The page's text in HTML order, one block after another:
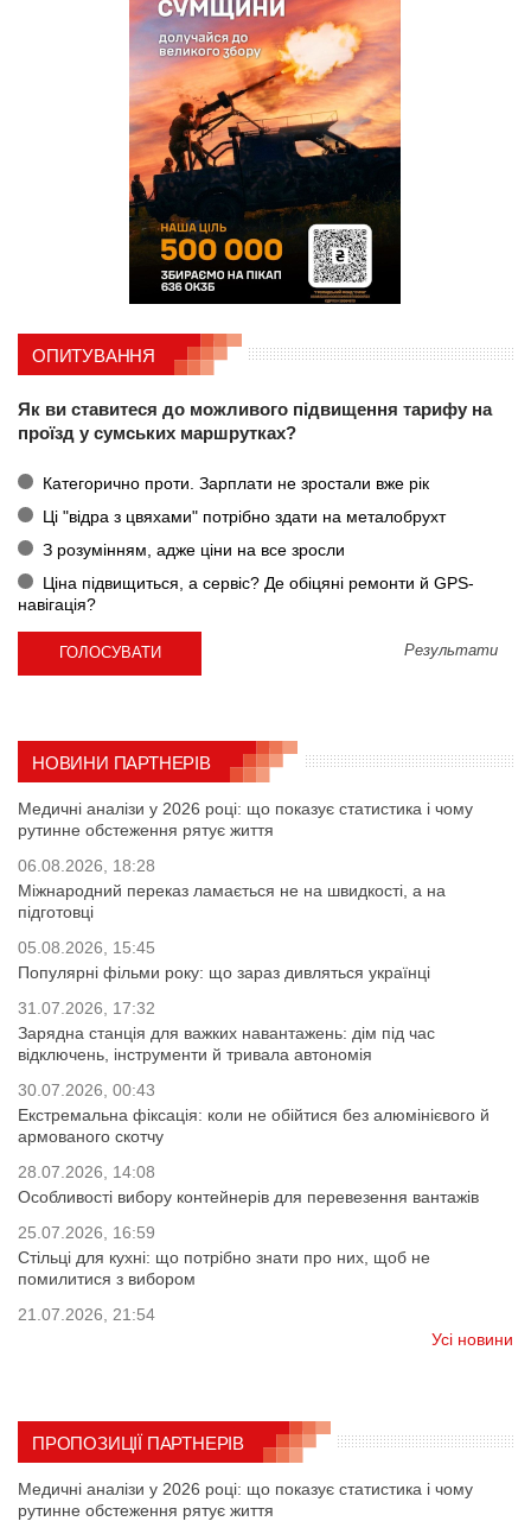
ОПИТУВАННЯ
Як ви ставитеся до можливого підвищення тарифу на
проїзд у сумських маршрутках?
Категорично проти. Зарплати не зростали вже рік
Ці "відра з цвяхами" потрібно здати на металобрухт
З розумінням, адже ціни на все зросли
Ціна підвищиться, а сервіс? Де обіцяні ремонти й GPS-
навігація?
Результати
НОВИНИ ПАРТНЕРІВ
Медичні аналізи у 2026 році: що показує статистика і чому
рутинне обстеження рятує життя
06.08.2026, 18:28
Міжнародний переказ ламається не на швидкості, а на
підготовці
05.08.2026, 15:45
Популярні фільми року: що зараз дивляться українці
31.07.2026, 17:32
Зарядна станція для важких навантажень: дім під час
відключень, інструменти й тривала автономія
30.07.2026, 00:43
Екстремальна фіксація: коли не обійтися без алюмінієвого й
армованого скотчу
28.07.2026, 14:08
Особливості вибору контейнерів для перевезення вантажів
25.07.2026, 16:59
Стільці для кухні: що потрібно знати про них, щоб не
помилитися з вибором
21.07.2026, 21:54
Усі новини
ПРОПОЗИЦІЇ ПАРТНЕРІВ
Медичні аналізи у 2026 році: що показує статистика і чому
рутинне обстеження рятує життя